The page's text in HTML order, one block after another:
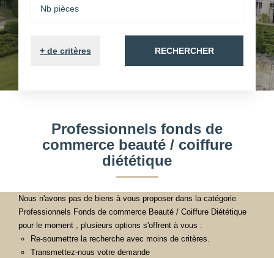
+ de critères RECHERCHER
Professionnels fonds de
commerce beauté / coiffure
diététique
Nous n'avons pas de biens à vous proposer dans la catégorie
Professionnels Fonds de commerce Beauté / Coiffure Diététique
pour le moment , plusieurs options s'offrent à vous :
Re-soumettre la recherche avec moins de critères.
Transmettez-nous votre demande